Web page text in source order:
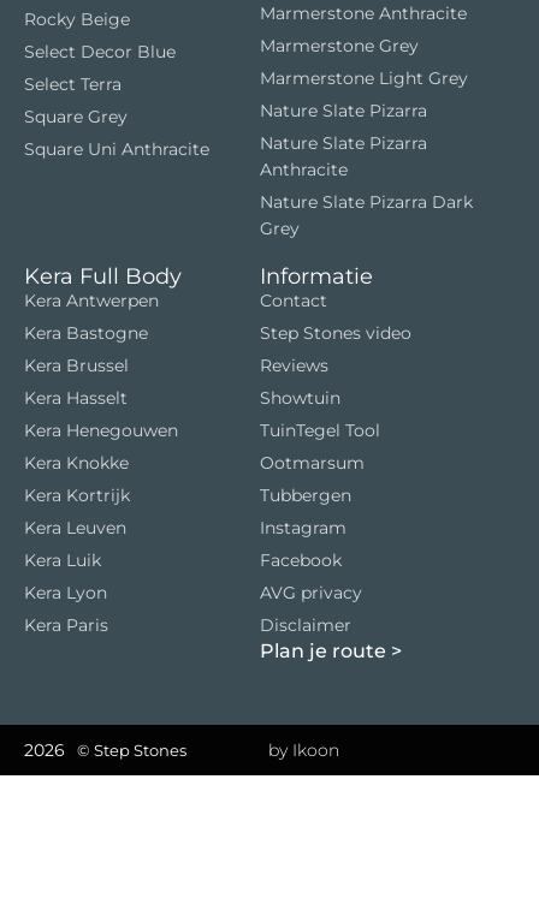
Rocky Beige
Select Decor Blue
Select Terra
Square Grey
Square Uni Anthracite
Marmerstone Anthracite
Marmerstone Grey
Marmerstone Light Grey
Nature Slate Pizarra
Nature Slate Pizarra
Anthracite
Nature Slate Pizarra Dark
Grey
Kera Full Body
Kera Antwerpen
Kera Bastogne
Kera Brussel
Kera Hasselt
Kera Henegouwen
Kera Knokke
Kera Kortrijk
Kera Leuven
Kera Luik
Kera Lyon
Kera Paris
Informatie
Contact
Step Stones video
Reviews
Showtuin
TuinTegel Tool
Ootmarsum
Tubbergen
Instagram
Facebook
AVG privacy
Disclaimer
Plan je route >
2026 © Step Stones by Ikoon